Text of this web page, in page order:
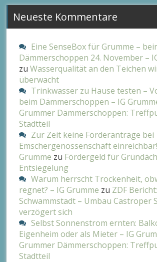
Neueste Kommentare
Eine SenseBox für Grumme –
Dämmerschoppen 24. November –
zuWasserqualität an den Teichen
überwacht
Trinkwasser zu Hause testen –
beim Dämmerschoppen – IG
Grummer Dämmerschoppen:
Stadtteil
Zur Zeit keine Förderanträge bei
Emschergenossenschaft
Grumme zu Fördergeld für
Entsiegelung
Warum herrscht Trockenheit,
regnet? – IG Grumme zu ZDF
Schwammstadt – Umbau Castroper
verzögert sich
Selbst Sonnenstrom ernten:
Eigenheim oder als Mieter – IG
Grummer Dämmerschoppen:
Stadtteil